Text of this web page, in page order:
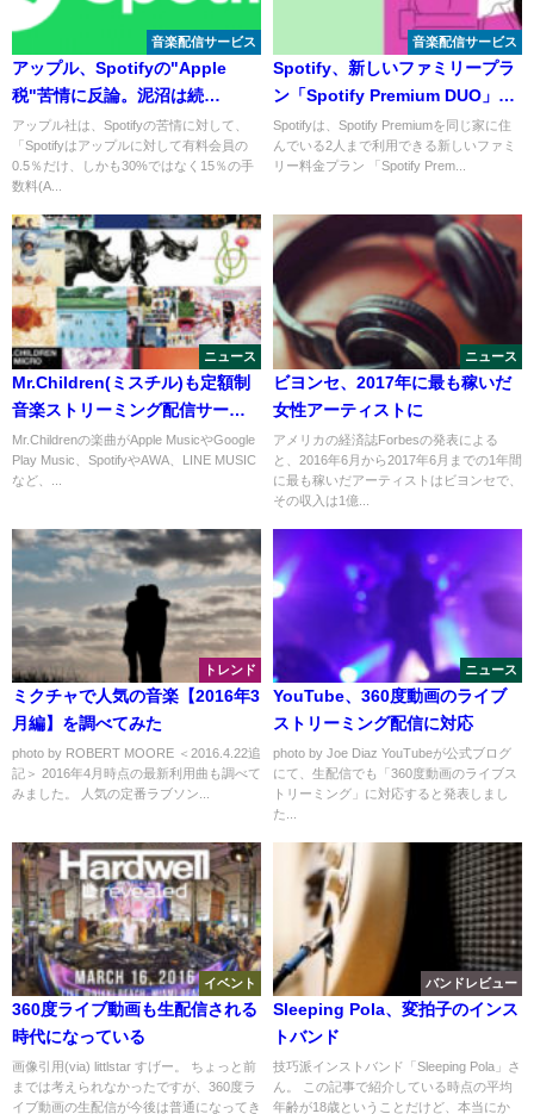
音楽配信サービス
アップル、Spotifyの"Apple
税"苦情に反論。泥沼は続
く・・・
アップル社は、Spotifyの苦情に対して、
「Spotifyはアップルに対して有料会員の
0.5％だけ、しかも30%ではなく15％の手
数料(A...
音楽配信サービス
Spotify、新しいファミリープラ
ン「Spotify Premium DUO」を
日本でも開始【2人で1280円】
Spotifyは、Spotify Premiumを同じ家に住
んでいる2人まで利用できる新しいファミ
リー料金プラン 「Spotify Prem...
ニュース
Mr.Children(ミスチル)も定額制
音楽ストリーミング配信サービ
スにやってきた！
Mr.Childrenの楽曲がApple MusicやGoogle
Play Music、SpotifyやAWA、LINE MUSIC
など、...
ニュース
ビヨンセ、2017年に最も稼いだ
女性アーティストに
アメリカの経済誌Forbesの発表による
と、2016年6月から2017年6月までの1年間
に最も稼いだアーティストはビヨンセで、
その収入は1億...
トレンド
ミクチャで人気の音楽【2016年3
月編】を調べてみた
photo by ROBERT MOORE ＜2016.4.22追
記＞ 2016年4月時点の最新利用曲も調べて
みました。 人気の定番ラブソン...
ニュース
YouTube、360度動画のライブ
ストリーミング配信に対応
photo by Joe Diaz YouTubeが公式ブログ
にて、生配信でも「360度動画のライブス
トリーミング」に対応すると発表しまし
た...
イベント
360度ライブ動画も生配信される
時代になっている
画像引用(via) littlstar すげー。 ちょっと前
までは考えられなかったですが、360度ラ
イブ動画の生配信が今後は普通になってき
バンドレビュー
Sleeping Pola、変拍子のインス
トバンド
技巧派インストバンド「Sleeping Pola」さ
ん。 この記事で紹介している時点の平均
年齢が18歳ということだけど、本当にか